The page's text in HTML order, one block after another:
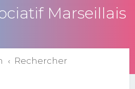
Marseillais
Rechercher